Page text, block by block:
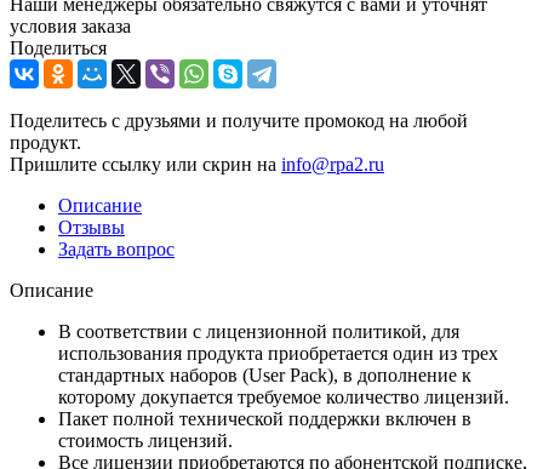
условия заказа
Поделиться
Поделитесь с друзьями и получите промокод на любой
продукт.
Пришлите ссылку или скрин на info@rpa2.ru
Описание
Отзывы
Задать вопрос
Описание
В соответствии с лицензионной политикой, для
использования продукта приобретается один из трех
стандартных наборов (User Pack), в дополнение к
которому докупается требуемое количество лицензий.
Пакет полной технической поддержки включен в
стоимость лицензий.
Все лицензии приобретаются по абонентской подписке,